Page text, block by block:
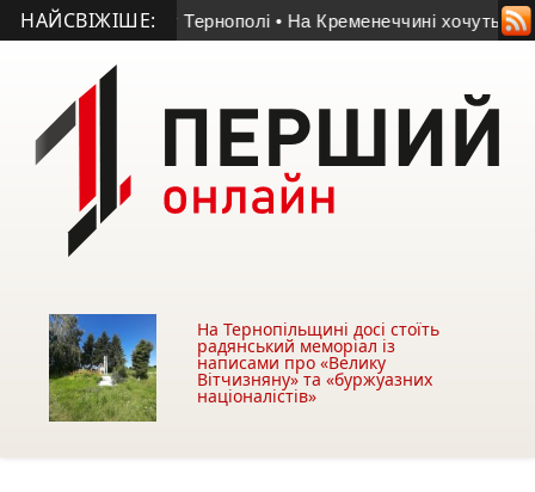
НАЙСВІЖІШЕ:
АЗС у Тернополі • На Кременеччині хочуть забрати
На Тернопільщині досі стоїть
радянський меморіал із
написами про «Велику
Вітчизняну» та «буржуазних
націоналістів»